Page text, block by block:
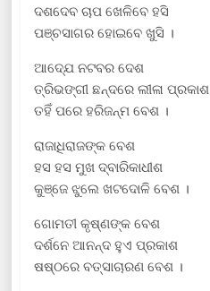
ଦଶଦେବ ଚାପ ଖେଳିବେ ହସି
ପଞ୍ଚସାଗର ହୋଇବେ ଖୁସି ।
ଆଦ୍ଯେ ନଟବର ଦେଶ
ତ୍ରିଭଙ୍ଗୀ ଛନ୍ଦରେ ଲୀଳା ପ୍ରକାଶ
ତହିଁ ପରେ ହରିଜନ୍ମ ବେଶ ।
ରାଜାଧିରାଜଙ୍କ ବେଶ
ହସ ହସ ମୁଖ ଦ୍ବାରିକାଧୀଶ
କୁଞ୍ଜେ ଝୁଲେ ଖଟଦୋଳି ବେଶ ।
ଗୋମତୀ କୃଷ୍ଣଙ୍କ ବେଶ
ଦର୍ଶନେ ଆନନ୍ଦ ହୁଏ ପ୍ରକାଶ
ଷଷ୍ଠରେ ବତ୍ସାଚାରଣ ବେଶ ।